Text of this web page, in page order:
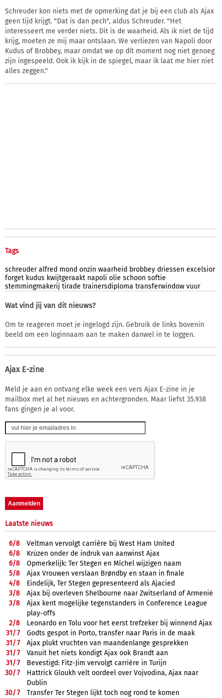
Schreuder kon niets met de opmerking dat je bij een club als Ajax
geen tijd krijgt. "Dat is dan pech", aldus Schreuder. "Het
interesseert me verder niets. Dit is de waarheid. Als ik niet de tijd
krijg, moeten ze mij maar ontslaan. We verliezen van Napoli door
Kudus of Brobbey, maar omdat we op dít moment nog niet genoeg
zijn ingespeeld. Ook ik kijk in de spiegel, maar ik laat me hier niet
alles zeggen."
Tags
schreuder alfred mond onzin waarheid brobbey driessen excelsior
forget kudus kwijtgeraakt napoli olie schoon softie
stemmingmakerij tirade trainersdiploma transferwindow vuur
Wat vind jij van dit nieuws?
Om te reageren moet je ingelogd zijn. Gebruik de links bovenin
beeld om een loginnaam aan te maken danwel in te loggen.
Ajax E-zine
Meld je aan en ontvang elke week een vers Ajax E-zine in je
mailbox met al het nieuws en achtergronden. Maar liefst 35.938
fans gingen je al voor.
Laatste nieuws
6/8
Veltman vervolgt carrière bij West Ham United
6/8
Krüzen onder de indruk van aanwinst Ajax
6/8
Opmerkelijk: Ter Stegen en Míchel wijzigen naam
5/8
Ajax Vrouwen verslaan Brøndby en staan in finale
4/8
Eindelijk, Ter Stegen gepresenteerd als Ajacied
3/8
Ajax bij overleven Shelbourne naar Zwitserland of Armenië
3/8
Ajax kent mogelijke tegenstanders in Conference League
play-offs
2/8
Leonardo en Tolu voor het eerst trefzeker bij winnend Ajax
31/7
Godts gespot in Porto, transfer naar Paris in de maak
31/7
Ajax plukt vruchten van maandenlange gesprekken
31/7
Vanuit het niets kondigt Ajax ook Brandt aan
31/7
Bevestigd: Fitz-Jim vervolgt carrière in Turijn
30/7
Hattrick Gloukh velt oordeel over Vojvodina, Ajax naar
Dublin
30/7
Transfer Ter Stegen lijkt toch nog rond te komen